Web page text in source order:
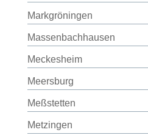
Markgröningen
Massenbachhausen
Meckesheim
Meersburg
Meßstetten
Metzingen